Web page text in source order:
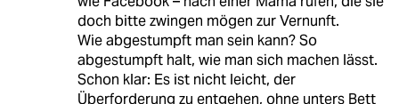
doch bitte zwingen mögen zur Vernunft.
Wie abgestumpft man sein kann? So
abgestumpft halt, wie man sich machen lässt.
Schon klar: Es ist nicht leicht, der
Überforderung zu entgehen, ohne unters Bett